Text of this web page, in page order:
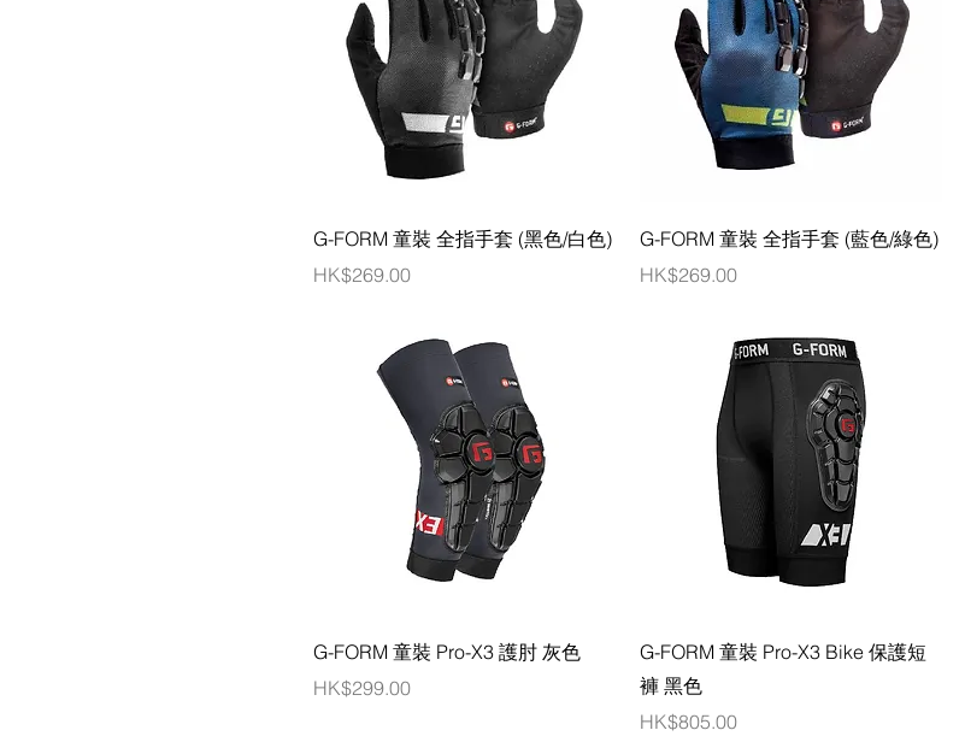
G-FORM 童裝 全指手套 (黑色/白色)
價格
HK$269.00
G-FORM 童裝 全指手套 (藍色/綠色)
價格
HK$269.00
G-FORM 童裝 Pro-X3 護肘 灰色
價格
HK$299.00
G-FORM 童裝 Pro-X3 Bike 保護短
褲 黑色
價格
HK$805.00